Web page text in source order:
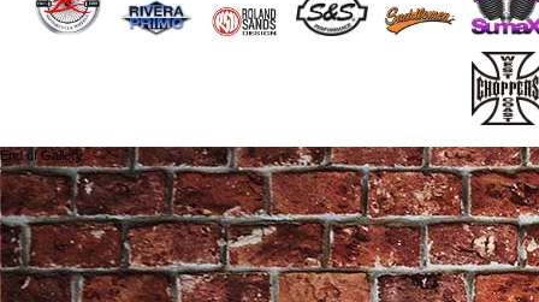
End of Gallery